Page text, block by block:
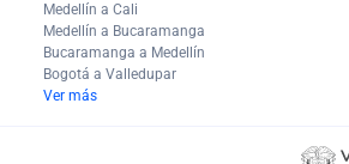
Medellín a Cali
Medellín a Bucaramanga
Bucaramanga a Medellín
Bogotá a Valledupar
Ver más